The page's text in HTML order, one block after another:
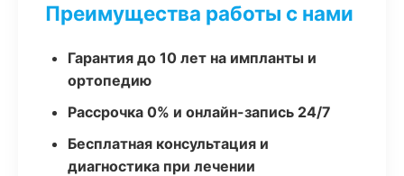
Преимущества работы с нами
Гарантия до 10 лет на импланты и
ортопедию
Рассрочка 0% и онлайн-запись 24/7
Бесплатная консультация и
диагностика при лечении